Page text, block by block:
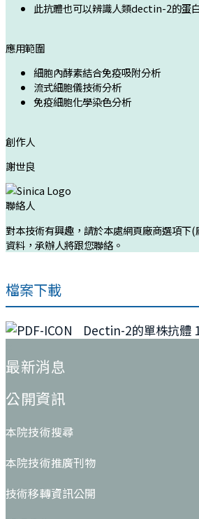
此抗體也可以辨識人類dectin-2的蛋
應用範圍
細胞內酵素結合免疫吸附分析
流式細胞儀技術分析
免疫細胞化學染色分析
創作人
謝世良
聯絡人
對本技術有興趣，請於本處網頁廠商選項下
資料，承辦人將跟您聯絡。
檔案下載
Dectin-2的單株抗體
最新消息
公開資訊
本院技術搜尋
本院技術推廣刊物
技術移轉資訊公開